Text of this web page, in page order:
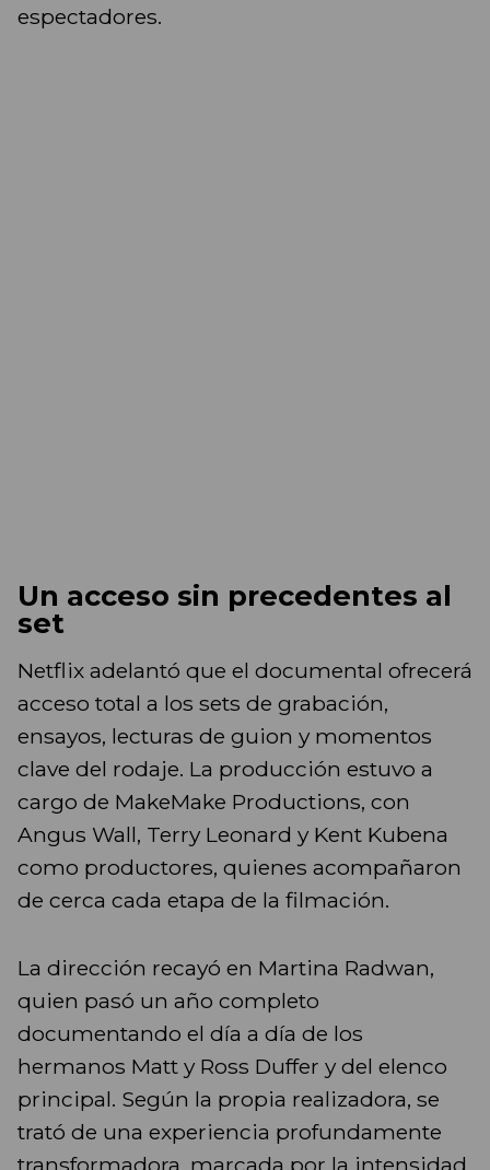
espectadores.
Un acceso sin precedentes al
set
Netflix adelantó que el documental ofrecerá
acceso total a los sets de grabación,
ensayos, lecturas de guion y momentos
clave del rodaje. La producción estuvo a
cargo de MakeMake Productions, con
Angus Wall, Terry Leonard y Kent Kubena
como productores, quienes acompañaron
de cerca cada etapa de la filmación.
La dirección recayó en Martina Radwan,
quien pasó un año completo
documentando el día a día de los
hermanos Matt y Ross Duffer y del elenco
principal. Según la propia realizadora, se
trató de una experiencia profundamente